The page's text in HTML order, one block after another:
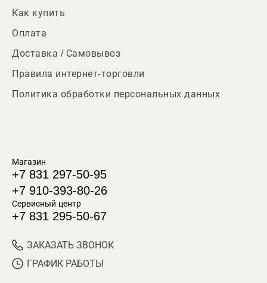
Как купить
Оплата
Доставка / Самовывоз
Правила интернет-торговли
Политика обработки персональных данных
Магазин
+7 831 297-50-95
+7 910-393-80-26
Сервисный центр
+7 831 295-50-67
ЗАКАЗАТЬ ЗВОНОК
ГРАФИК РАБОТЫ